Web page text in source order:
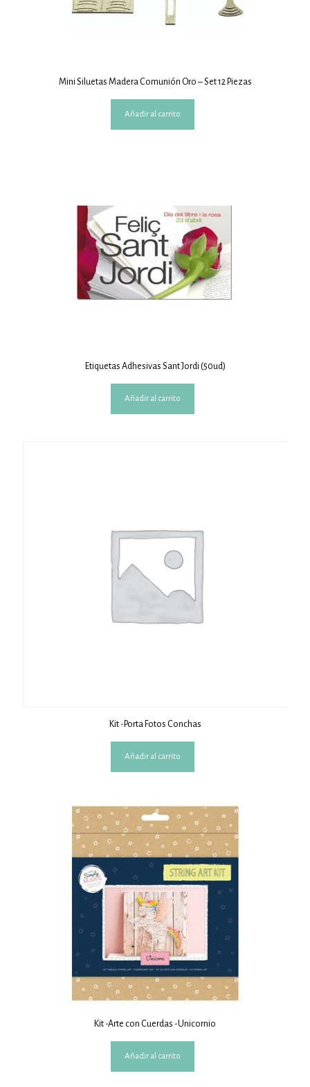
Mini Siluetas Madera Comunión Oro – Set 12 Piezas
Añadir al carrito
Etiquetas Adhesivas Sant Jordi (50ud)
Añadir al carrito
Kit -Porta Fotos Conchas
Añadir al carrito
Kit -Arte con Cuerdas -Unicornio
Añadir al carrito